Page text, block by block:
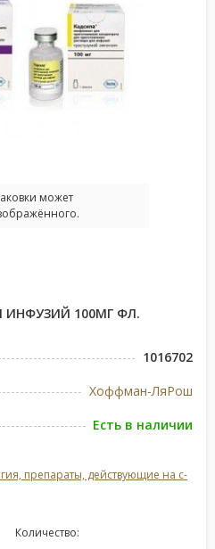
может
100МГ ФЛ.
1016702
Хоффман-ЛяРош
Есть в наличии
препараты, действующие на с-
Количество: